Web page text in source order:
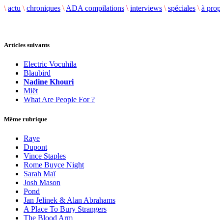
\ actu \ chroniques \ ADA compilations \ interviews \ spéciales \ à
Articles suivants
Electric Vocuhila
Blaubird
Nadine Khouri
Miët
What Are People For ?
Même rubrique
Raye
Dupont
Vince Staples
Rome Buyce Night
Sarah Maï
Josh Mason
Pond
Jan Jelinek & Alan Abrahams
A Place To Bury Strangers
The Blood Arm